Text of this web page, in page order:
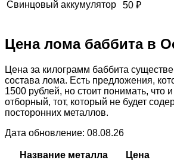
Свинцовый аккумулятор
50 ₽
Цена лома баббита в
Цена за килограмм баббита
состава лома. Есть предложения,
1500 рублей, но стоит понимать, что
отборный, тот, который не будет
посторонних металлов.
Дата обновление: 08.08.26
Название металла
Цена